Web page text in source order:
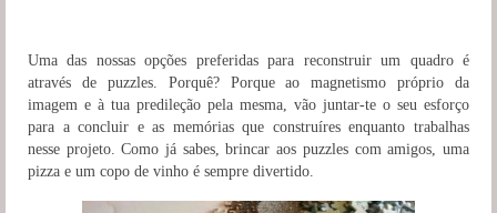
Uma das nossas opções preferidas para reconstruir um quadro é
através de puzzles. Porquê? Porque ao magnetismo próprio da
imagem e à tua predileção pela mesma, vão juntar-te o seu esforço
para a concluir e as memórias que construíres enquanto trabalhas
nesse projeto. Como já sabes, brincar aos puzzles com amigos, uma
pizza e um copo de vinho é sempre divertido.